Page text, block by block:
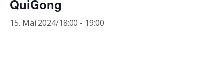
QuiGong
15. Mai 2024/18:00 - 19:00